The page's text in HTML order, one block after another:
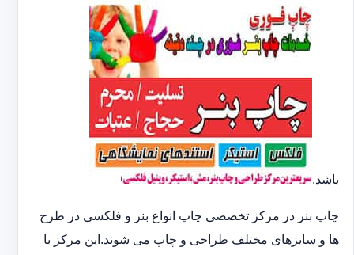
باشد.
چاپ بنر در مرکز تخصصی چاپ انواع بنر و فلکسی در طرح
ها و سایزهای مختلف طراحی و چاپ می شوند.این مرکز با